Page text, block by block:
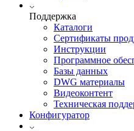
Поддержка
Каталоги
Сертификаты
Инструкции
Программное
Базы данных
DWG материалы
Видеоконтент
Техническая
Конфигуратор